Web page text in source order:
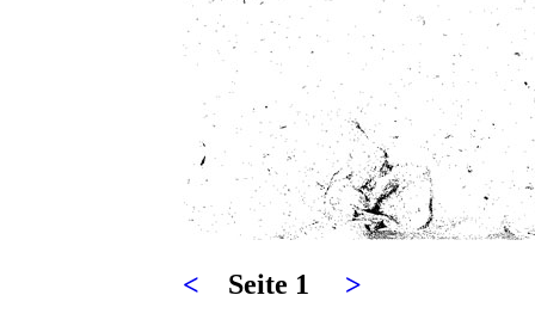
< Seite 1 >